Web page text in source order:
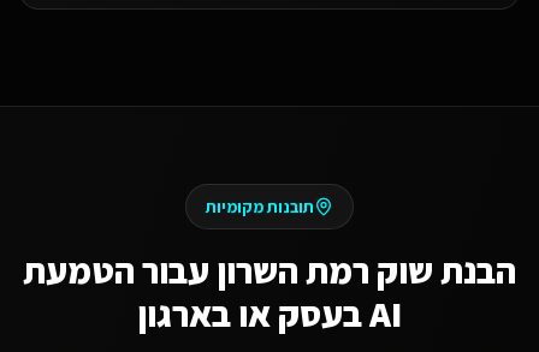
תובנות מקומיות
הבנת שוק רמת השרון עבורהטמעת
AI בעסק או בארגון